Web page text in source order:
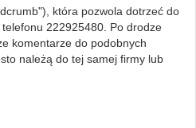
która pozwola dotrzeć do
222925480. Po drodze
komentarze do podobnych
należą do tej samej firmy lub